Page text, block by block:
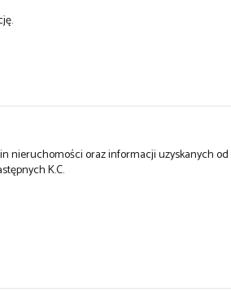
nieruchomości oraz informacji uzyskanych od
K.C.